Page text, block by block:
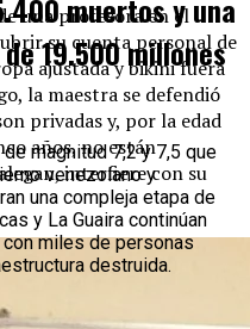
una profesora en el
su cuenta personal de
ajustada y bikini fuera
la maestra se defendió
privadas y, por la edad
años, no están
interfiere con su
muertos y una
19.500 millones
magnitud 7,2 y 7,5 que
venezolano y
una compleja etapa de
y La Guaira continúan
miles de personas
destruida.